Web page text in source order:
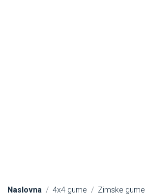
Naslovna 4x4 gume Zimske gume